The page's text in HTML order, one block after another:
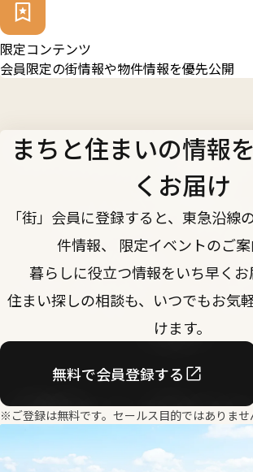
限定コンテンツ
会員限定の街情報や物件情報を優先公開
まちと住まいの情報
くお届け
「街」会員に登録すると、東急沿線
件情報、 限定イベントのご案
暮らしに役立つ情報をいち早くお
住まい探しの相談も、いつでもお気
けます。
無料で会員登録する
※ご登録は無料です。セールス目的ではありませ